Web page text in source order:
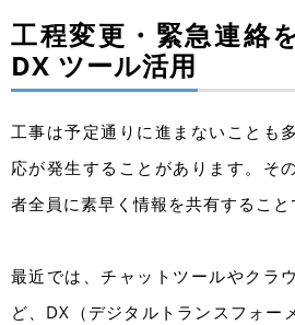
工程変更・緊急連絡
DX ツール活用
工事は予定通りに進まないことも
応が発生することがあります。そ
者全員に素早く情報を共有すること
最近では、チャットツールやクラ
ど、DX（デジタルトランスフォー